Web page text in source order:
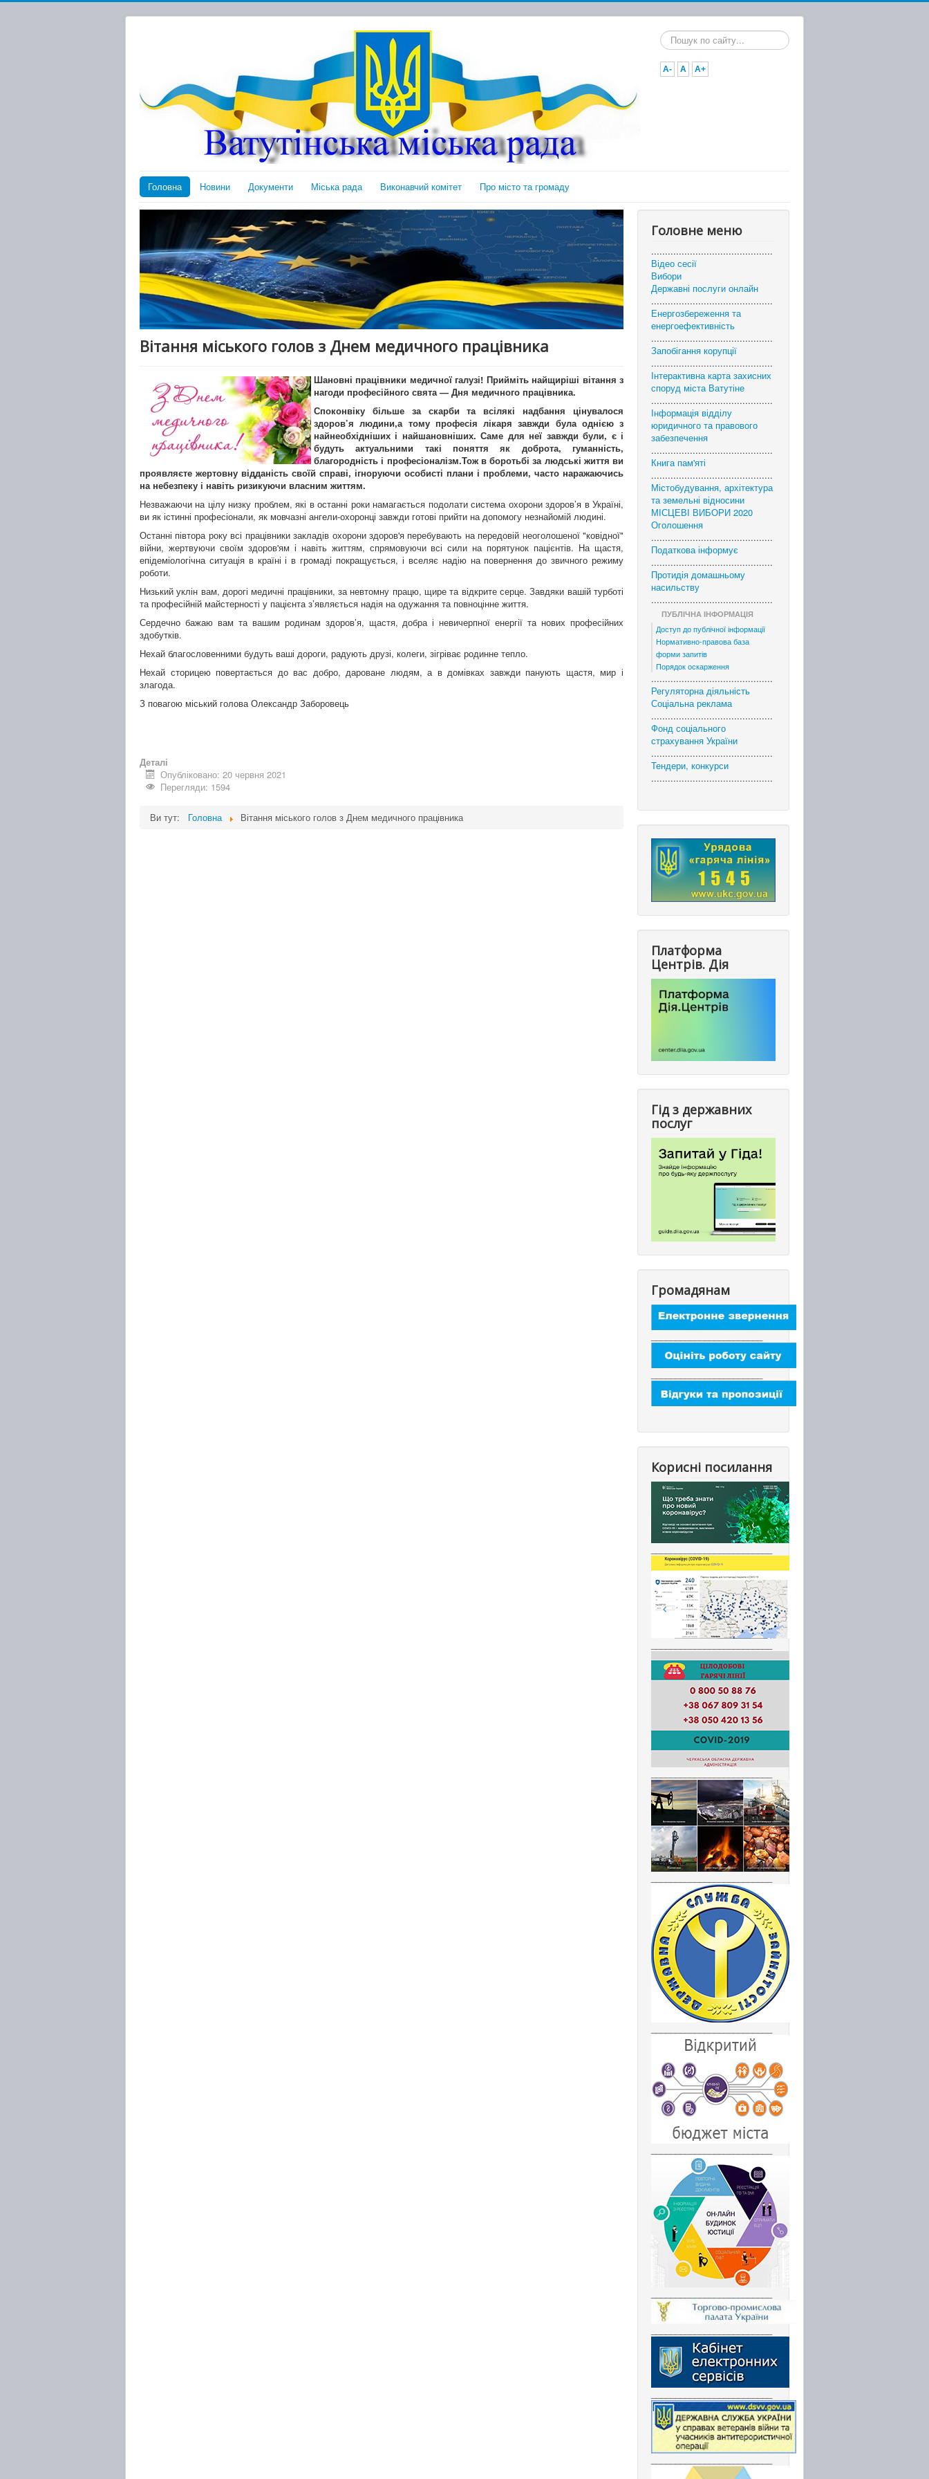
Пошук...
A- A A+
Головна Новини Документи Міська рада Виконавчий комітет Про місто та громаду
Вітання міського голов з Днем медичного працівника
Шановні працівники медичної галузі! Прийміть найщиріші вітання з
нагоди професійного свята — Дня медичного працівника.
Споконвіку більше за скарби та всілякі надбання цінувалося
здоров’я людини,а тому професія лікаря завжди була однією з
найнеобхідніших і найшановніших. Саме для неї завжди були, є і
будуть актуальними такі поняття як доброта, гуманність,
благородність і професіоналізм.Тож в боротьбі за людські життя ви
проявляєте жертовну відданість своїй справі, ігноруючи особисті плани і проблеми, часто наражаючись
на небезпеку і навіть ризикуючи власним життям.
Незважаючи на цілу низку проблем, які в останні роки намагається подолати система охорони здоров’я в Україні,
ви як істинні професіонали, як мовчазні ангели-охоронці завжди готові прийти на допомогу незнайомій людині.
Останні півтора року всі працівники закладів охорони здоров'я перебувають на передовій неоголошеної "ковідної"
війни, жертвуючи своїм здоров'ям і навіть життям, спрямовуючи всі сили на порятунок пацієнтів. На щастя,
епідеміологічна ситуація в країні і в громаді покращується, і вселяє надію на повернення до звичного режиму
роботи.
Низький уклін вам, дорогі медичні працівники, за невтомну працю, щире та відкрите серце. Завдяки вашій турботі
та професійній майстерності у пацієнта з’являється надія на одужання та повноцінне життя.
Сердечно бажаю вам та вашим родинам здоров’я, щастя, добра і невичерпної енергії та нових професійних
здобутків.
Нехай благословенними будуть ваші дороги, радують друзі, колеги, зігріває родинне тепло.
Нехай сторицею повертається до вас добро, дароване людям, а в домівках завжди панують щастя, мир і
злагода.
З повагою міський голова Олександр Заборовець
Деталі
Опубліковано: 20 червня 2021
Перегляди: 1594
Ви тут: Головна Вітання міського голов з Днем медичного працівника
Головне меню
............................................
Відео сесії
Вибори
Державні послуги онлайн
............................................
Енергозбереження та
енергоефективність
............................................
Запобігання корупції
............................................
Інтерактивна карта захисних
споруд міста Ватутіне
............................................
Інформація відділу
юридичного та правового
забезпечення
............................................
Книга пам'яті
............................................
Містобудування, архітектура
та земельні відносини
МІСЦЕВІ ВИБОРИ 2020
Оголошення
............................................
Податкова інформує
............................................
Протидія домашньому
насильству
............................................
ПУБЛІЧНА ІНФОРМАЦІЯ
Доступ до публічної інформації
Нормативно-правова база
форми запитів
Порядок оскарження
............................................
Регуляторна діяльність
Соціальна реклама
............................................
Фонд соціального
страхування України
............................................
Тендери, конкурси
............................................
Платформа
Центрів. Дія
Гід з державних
послуг
Громадянам
Корисні посилання